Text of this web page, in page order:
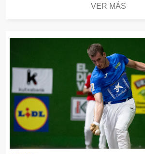
VER MÁS